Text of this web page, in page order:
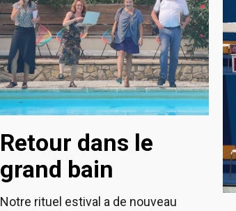
Retour dans le
grand bain
Notre rituel estival a de nouveau